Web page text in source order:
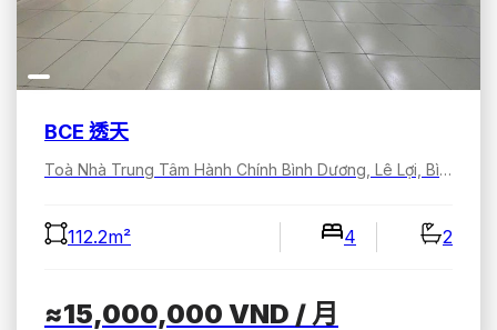
BCE 透天
Toà Nhà Trung Tâm Hành Chính Bình Dương, Lê Lợi, Bình Dương, Hồ Chí Minh, Việt Nam
112.2m² 4 2
≈15,000,000 VND / 月